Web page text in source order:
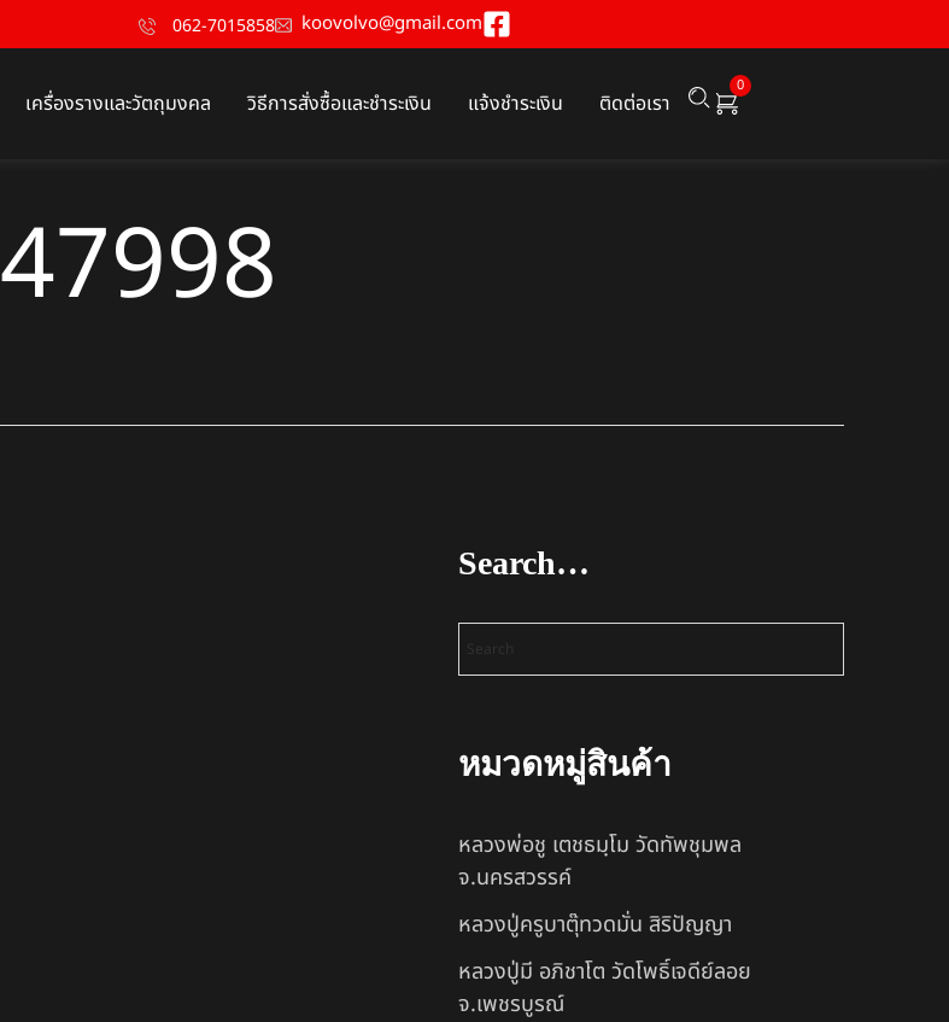
062-7015858 koovolvo@gmail.com
เครื่องรางและวัตถุมงคล วิธีการสั่งซื้อและชำระเงิน แจ้งชำระเงิน ติดต่อเรา
0
47998
Search…
หมวดหมู่สินค้า
หลวงพ่อชู เตชธมฺโม วัดทัพชุมพล
จ.นครสวรรค์
หลวงปู่ครูบาตุ๊ทวดมั่น สิริปัญญา
หลวงปู่มี อภิชาโต วัดโพธิ์เจดีย์ลอย
จ.เพชรบูรณ์